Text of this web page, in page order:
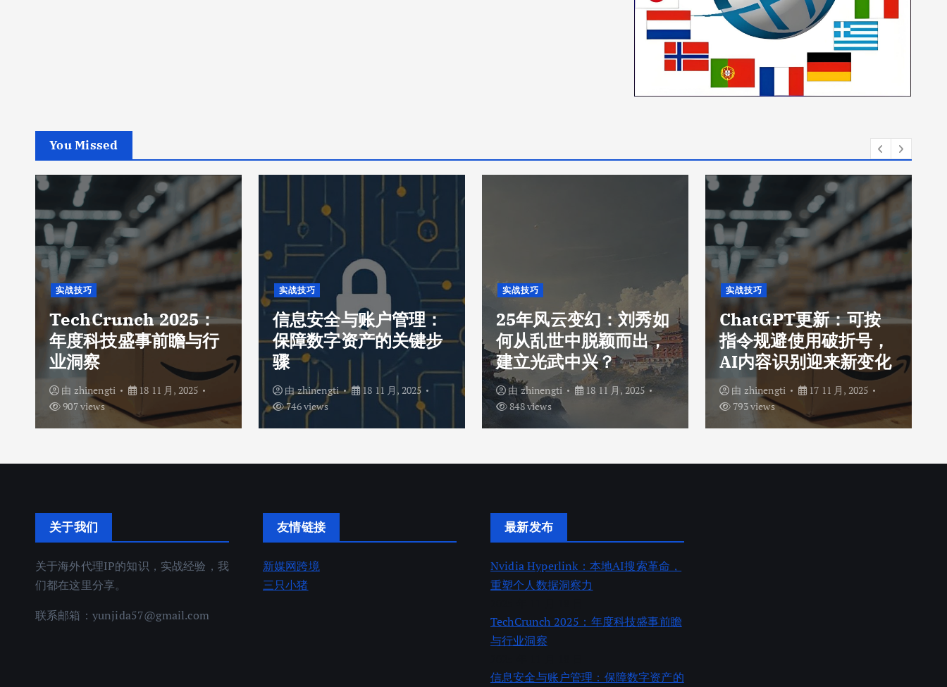
You Missed
实战技巧
TechCrunch 2025：
年度科技盛事前瞻与行
业洞察
由 zhinengti
18 11 月, 2025
907 views
实战技巧
信息安全与账户管理：
保障数字资产的关键步
骤
由zhinengti
18 11 月, 2025
746 views
实战技巧
25年风云变幻：刘秀如
何从乱世中脱颖而出，
建立光武中兴？
由 zhinengti
18 11 月, 2025
848 views
实战技巧
ChatGPT更新：可按
指令规避使用破折号，
AI内容识别迎来新变化
由 zhinengti
17 11 月, 2025
793 views
关于我们
关于海外代理IP的知识，实战经验，我
们都在这里分享。
联系邮箱： yunjida57@gmail.com
友情链接
新媒网跨境
三只小猪
最新发布
Nvidia Hyperlink：本地AI搜索革命，
重塑个人数据洞察力
TechCrunch 2025：年度科技盛事前瞻
与行业洞察
信息安全与账户管理：保障数字资产的